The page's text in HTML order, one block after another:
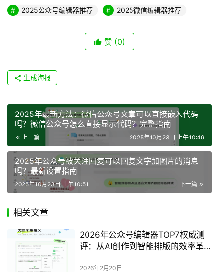
2025公众号编辑器推荐 2025微信编辑器推荐
赞 (0)
生成海报
2025年最新方法：微信公众号文章可以直接嵌入代码
吗？微信公众号怎么直接显示代码？完整指南
上一篇 2025年10月23日 上午10:49
2025年公众号被关注回复可以回复文字加图片的消息
吗？最新设置指南
下一篇
2025年10月23日 上午10:51
相关文章
2026年公众号编辑器TOP7权威测
评：从AI创作到智能排版的效率革
2026年2月20日